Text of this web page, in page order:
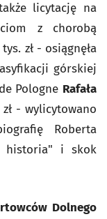
licytację na
z chorobą
zł - osiągnęła
górskiej
Pologne Rafała
- wylicytowano
Roberta
historia" i skok
Dolnego